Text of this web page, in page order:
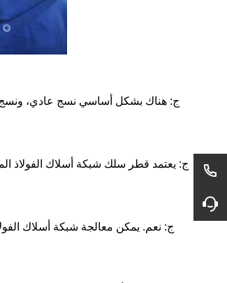
ج: هناك بشكل أساسي نسج عادي، ونسج
ج: نعم. يمكن معالجة شبكة أسلاك